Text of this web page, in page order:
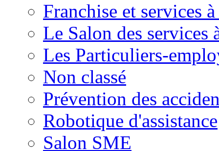
Franchise et services
Le Salon des services
Les Particuliers-
Non classé
Prévention des
Robotique d'assistance
Salon SME